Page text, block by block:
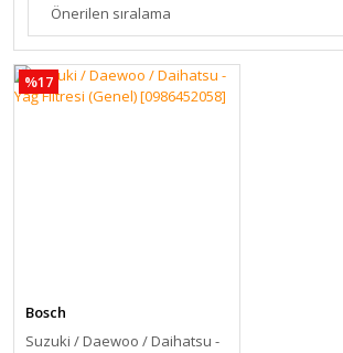
%17
Bosch
Suzuki / Daewoo / Daihatsu -